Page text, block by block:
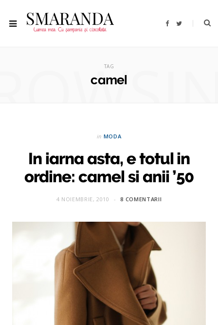
F
T
TAG
camel
in MODA
In iarna asta, e totul in
ordine: camel si anii ’50
4 NOIEMBRIE, 2010 8 COMENTARII